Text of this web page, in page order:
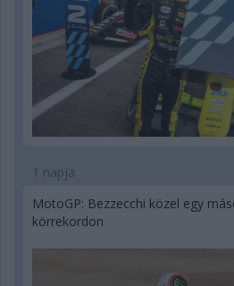
1 napja
MotoGP: Bezzecchi közel egy
körrekordon